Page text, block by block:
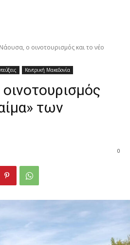
ο οινοτουρισμός και το νέο
Κεντρική Μακεδονία
των
0